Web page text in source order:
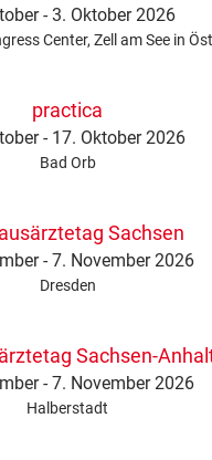
- 3. Oktober 2026
Center, Zell am See in
practica
- 17. Oktober 2026
Bad Orb
Sachsen
- 7. November 2026
Dresden
Sachsen-
- 7. November 2026
Halberstadt